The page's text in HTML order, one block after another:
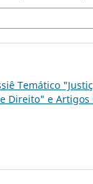
Temático
Direito" e